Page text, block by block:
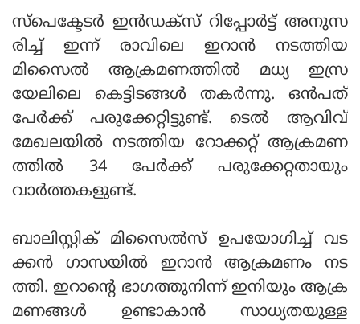
സ്‌പെക്ടേടര്‍ ഇന്‍ഡക്‌സ് റിപ്പോര്‍ട്ട് അനുസ
രിച്ച് ഇന്ന് രാവിലെ ഇറാന്‍ നടത്തിയ
മിസൈല്‍ ആക്രമണത്തില്‍ മധ്യ ഇസ്ര
യേലിലെ കെട്ടിടങ്ങള്‍ തകര്‍ന്നു. ഒന്‍പത്
പേര്‍ക്ക് പരുക്കേറ്റിട്ടുണ്ട്. ടെല്‍ ആവിവ്
മേഖലയില്‍ നടത്തിയ റോക്കറ്റ് ആക്രമണ
ത്തില്‍ 34 പേര്‍ക്ക് പരുക്കേറ്റതായും
വാര്‍ത്തകളുണ്ട്.
ബാലിസ്റ്റിക് മിസൈല്‍സ് ഉപയോഗിച്ച് വട
ക്കന്‍ ഗാസയില്‍ ഇറാന്‍ ആക്രമണം നട
ത്തി. ഇറാന്റെ ഭാഗത്തുനിന്ന് ഇനിയും ആക്ര
മണങ്ങള്‍ ഉണ്ടാകാന്‍ സാധ്യതയുള്ള